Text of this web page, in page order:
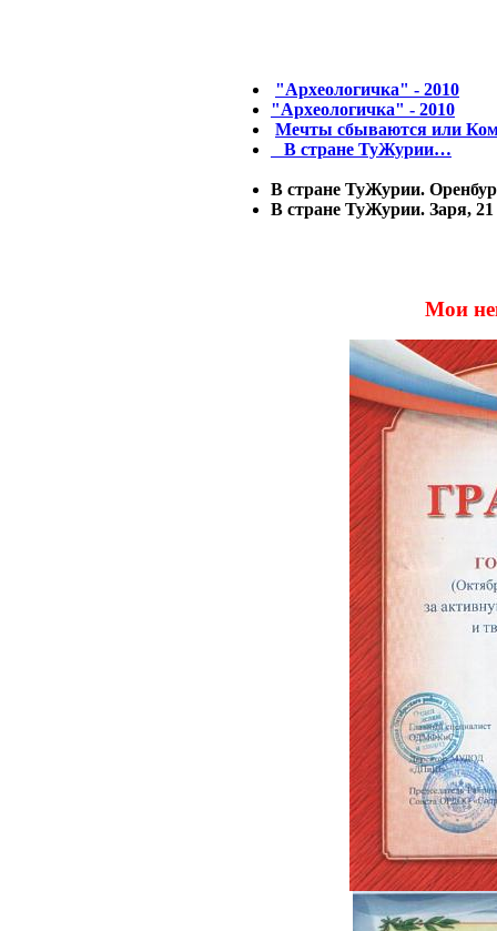
"Археологичка" - 2010
"Археологичка" - 2010
Мечты сбываются или
В стране ТуЖурии…
В стране ТуЖурии.
В стране ТуЖурии. Заря, 21
Мои